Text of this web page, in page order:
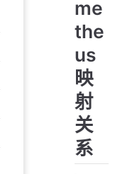
me
the
us
映
射
关
系